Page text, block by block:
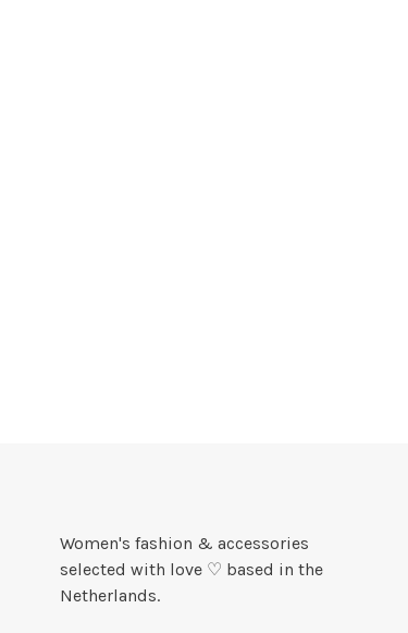
Women's fashion & accessories
selected with love ♡ based in the
Netherlands.